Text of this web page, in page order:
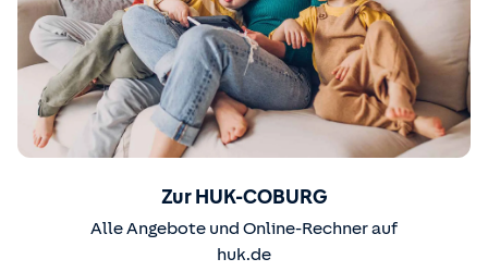
Zur HUK-COBURG
Alle Angebote und Online-Rechner auf
huk.de